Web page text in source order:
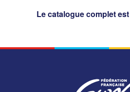
Le catalogue complet